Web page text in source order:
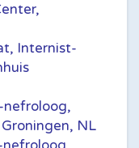
Internist-
nefroloog,
NL